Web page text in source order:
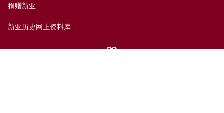
捐赠新亚
新亚历史网上资料库